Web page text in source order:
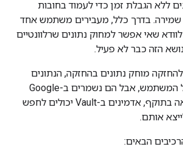
ללא הגבלת זמן כדי לעמוד בחובות
שמירה. בדרך כלל, מעבירים משתמש אחד
שאי אפשר למחוק נתונים שרלוונטיים
הזה כבר לא פעיל.
מוחק נתונים בהחזקה, הנתונים
מוסרים מהתצוגה של המשתמש, אבל הם נשמרים ב-Google
Vault. כל עוד ההקפאה בתוקף, אדמינים ב-Vault יכולים לחפש
אותם.
הבאים: